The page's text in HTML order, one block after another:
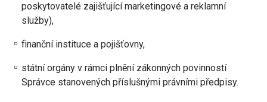
poskytovatelé zajišťující marketingové a reklamní
služby),
finanční instituce a pojišťovny,
státní orgány v rámci plnění zákonných povinností
Správce stanovených příslušnými právními předpisy.